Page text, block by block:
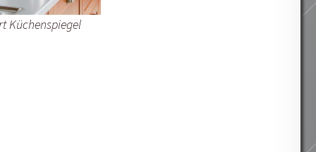
Küchenspiegel